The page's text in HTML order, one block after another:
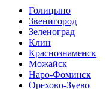
Голицыно
Звенигород
Зеленоград
Клин
Краснознаменск
Можайск
Наро-Фоминск
Орехово-Зуево